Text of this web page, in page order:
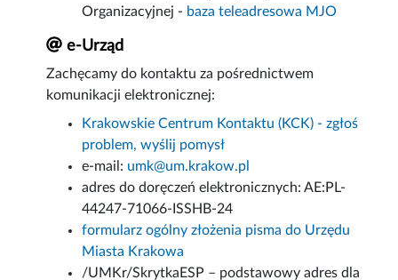
Organizacyjnej - baza teleadresowa MJO
e-Urząd
Zachęcamy do kontaktu za pośrednictwem
komunikacji elektronicznej:
Krakowskie Centrum Kontaktu (KCK) - zgłoś
problem, wyślij pomysł
e-mail: umk@um.krakow.pl
adres do doręczeń elektronicznych: AE:PL-
44247-71066-ISSHB-24
formularz ogólny złożenia pisma do Urzędu
Miasta Krakowa
/UMKr/SkrytkaESP – podstawowy adres dla